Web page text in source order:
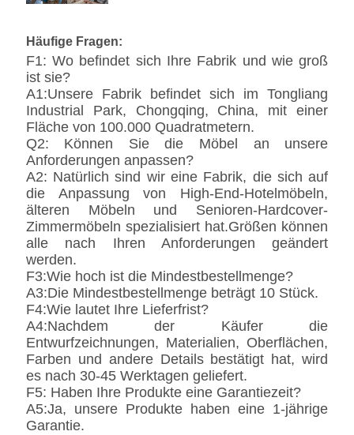
Häufige Fragen:
F1: Wo befindet sich Ihre Fabrik und wie groß
ist sie?
A1:Unsere Fabrik befindet sich im Tongliang
Industrial Park, Chongqing, China, mit einer
Fläche von 100.000 Quadratmetern.
Q2: Können Sie die Möbel an unsere
Anforderungen anpassen?
A2: Natürlich sind wir eine Fabrik, die sich auf
die Anpassung von High-End-Hotelmöbeln,
älteren Möbeln und Senioren-Hardcover-
Zimmermöbeln spezialisiert hat.Größen können
alle nach Ihren Anforderungen geändert
werden.
F3:Wie hoch ist die Mindestbestellmenge?
A3:Die Mindestbestellmenge beträgt 10 Stück.
F4:Wie lautet Ihre Lieferfrist?
A4:Nachdem der Käufer die
Entwurfzeichnungen, Materialien, Oberflächen,
Farben und andere Details bestätigt hat, wird
es nach 30-45 Werktagen geliefert.
F5: Haben Ihre Produkte eine Garantiezeit?
A5:Ja, unsere Produkte haben eine 1-jährige
Garantie.